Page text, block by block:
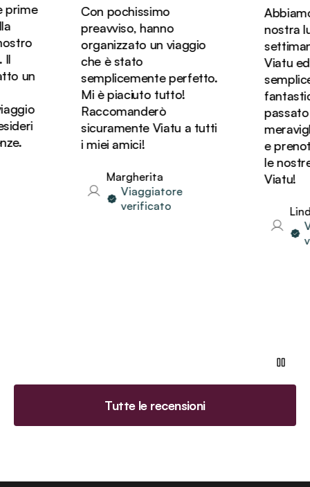
un
Con pochissimo
preavviso, hanno
organizzato un viaggio
che è stato
semplicemente perfetto.
Mi è piaciuto tutto!
Raccomanderò
sicuramente Viatu a tutti
i miei amici!
Margherita
Viaggiatore
verificato
Abbiamo
nostra
Viatu ed
passato
e
le nostre
Viatu!
Linda
Tutte le recensioni